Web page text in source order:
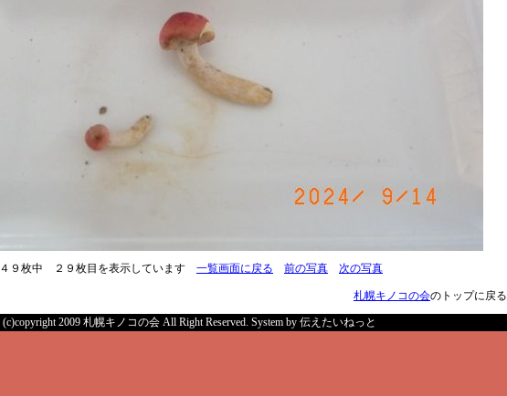
４９枚中 ２９枚目を表示しています 一覧画面に戻る 前の写真 次の写真
札幌キノコの会のトップに戻る
(c)copyright 2009 札幌キノコの会 All Right Reserved. System by 伝えたいねっと